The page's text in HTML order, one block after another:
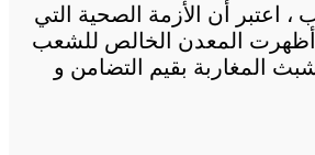
اعتبر أن الأزمة الصحية التي
أظهرت المعدن الخالص للشعب
المغاربة بقيم التضامن و